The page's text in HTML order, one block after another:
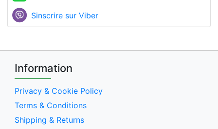
Sinscrire sur Viber
Information
Privacy & Cookie Policy
Terms & Conditions
Shipping & Returns